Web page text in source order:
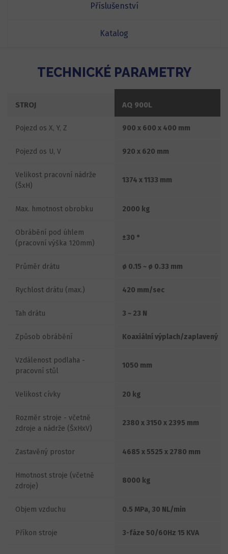
Příslušenství
Katalog
TECHNICKÉ PARAMETRY
STROJ AQ 900L
Pojezd os X, Y, Z 900 x 600 x 400 mm
Pojezd os U, V 920 x 620 mm
Velikost pracovní nádrže
(ŠxH)
1374 x 1133 mm
Max. hmotnost obrobku 2000 kg
Obrábění pod úhlem
(pracovní výška 120mm)
±30 °
Průměr drátu ø 0.15 ~ ø 0.33 mm
Rychlost drátu (max.) 420 mm/sec
Tah drátu 3 ~ 23 N
Způsob obrábění Koaxiální výplach/zaplavený
Vzdálenost podlaha -
pracovní stůl
1050 mm
Velikost cívky 20 kg
Rozměr stroje - včetně
zdroje a nádrže (ŠxHxV)
2380 x 3150 x 2395 mm
Zastavěný prostor 4685 x 5525 x 2780 mm
Hmotnost stroje (včetně
zdroje)
8000 kg
Objem vzduchu 0.5 MPa, 30 NL/min
Příkon stroje 3-fáze 50/60Hz 15 KVA